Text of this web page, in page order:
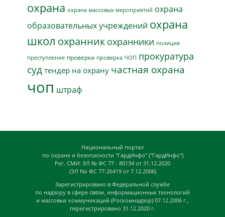
охрана охрана массовых мероприятий охрана
образовательных учреждений охрана
школ охранник охранники полиция
преступление проверка проверка ЧОП прокуратура
суд тендер на охрану частная охрана
чоп штраф
Национальный портал
по охране и безопасности "ГардИнфо" ("ГардИнфо")
Рег. СМИ: ЭЛ № ФС 77 - 80134 от 31.12.2020
(ЭЛ No ФС 77-26419 от 7.12.2006)
Зарегистрировано в Федеральной службе
по надзору в сфере связи, информационных технологий
и массовых коммуникаций (Роскомнадзор) 07.12.2006 г.,
перегистрировано 31.12.2020 г.